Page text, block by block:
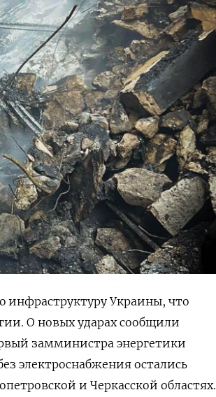
инфраструктуру Украины, что
О новых ударах сообщили
замминистра энергетики
электроснабжения остались
и Черкасской областях.